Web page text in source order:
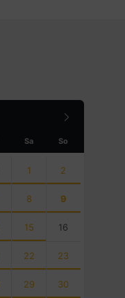
Sa So
1 2
8 9
15 16
22 23
29 30